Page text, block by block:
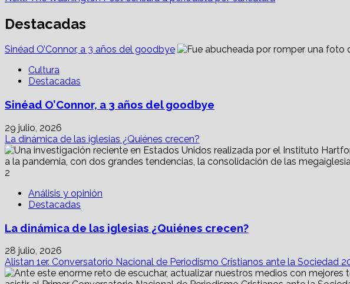
navigation
Destacadas
Sinéad O’Connor, a 3 años del goodbye
Cultura
Destacadas
Sinéad O’Connor, a 3 años del goodbye
29 julio, 2026
La dinámica de las iglesias ¿Quiénes crecen?
2
Análisis y opinión
Destacadas
La dinámica de las iglesias ¿Quiénes crecen?
28 julio, 2026
Alistan 1er. Conversatorio Nacional de Periodismo Cristianos ante la Sociedad